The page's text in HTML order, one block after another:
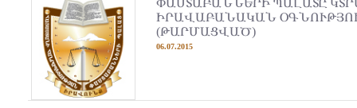
ՓԱՍՏԱԲԱՆՆԵՐԻ ՊԱԼԱՏԸ
ԻՐԱՎԱԲԱՆԱԿԱՆ
(ԹԱՐՄԱՑՎԱԾ)
06.07.2015